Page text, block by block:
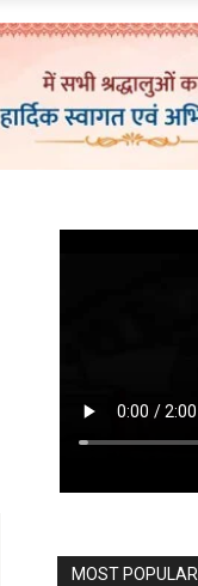
MOST POPULAR